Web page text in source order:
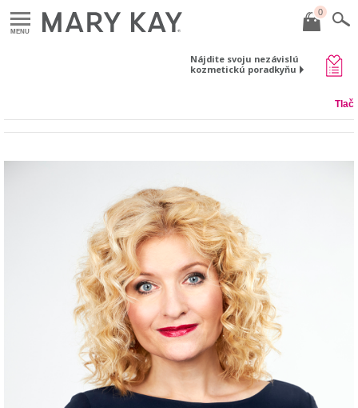
MENU
0
Nájdite svoju nezávislú
kozmetickú poradkyňu
Tlač